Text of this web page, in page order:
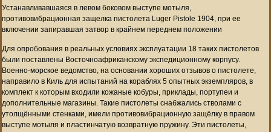
Устанавливавшаяся в левом боковом выступе мотыля,
противовибрационная защелка пистолета Luger Pistole 1904, при ее
включении запиравшая затвор в крайнем переднем положении
Для опробования в реальных условиях эксплуатации 18 таких пистолетов
были поставлены Восточноафриканскому экспедиционному корпусу.
Военно-морское ведомство, на основании хороших отзывов о пистолете,
направило в Киль для испытаний на кораблях 5 опытных экземпляров, в
комплект к которым входили кожаные кобуры, приклады, портупеи и
дополнительные магазины. Такие пистолеты снабжались стволами с
утолщёнными стенками, имели противовибрационную защёлку в правом
выступе мотыля и пластинчатую возвратную пружину. Эти пистолеты,